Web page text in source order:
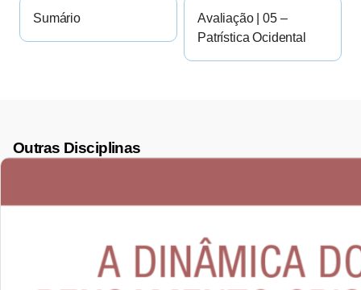
Sumário
Avaliação | 05 –
Patrística Ocidental
Outras Disciplinas